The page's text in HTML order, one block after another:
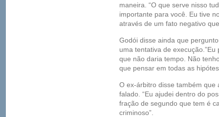
maneira. “O que serve nisso
importante para você. Eu tive
através de um fato negativo
Godói disse ainda que
uma tentativa de
que não daria tempo. Não
que pensar em todas as
O ex-árbitro disse também
falado. “Eu ajudei dentro do
fração de segundo que tem é
criminoso”.